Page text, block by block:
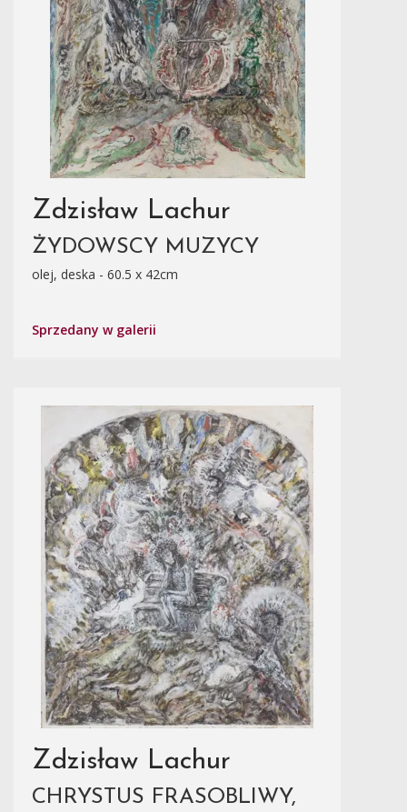
Zdzisław Lachur
ŻYDOWSCY MUZYCY
olej, deska - 60.5 x 42cm
Sprzedany w galerii
Zdzisław Lachur
CHRYSTUS FRASOBLIWY,